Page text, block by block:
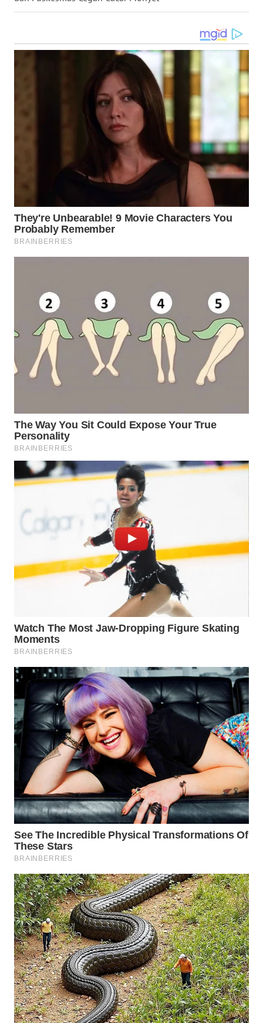
DAIRI
WN
NIAS
WN
TAPANULI
SELATAN
WN
TANJUNG
LESUNG
KARO
WN
SIMALUNGUN
WN
TENGAH
WN
TEBING
WN
PAKPAK
WN
KARAWANG
WN
BEKASI
WN
BOGOR
WN
DEPOK
WN
TAPANULI
UTARA
WN
SAMOSIR
WN
PADANG